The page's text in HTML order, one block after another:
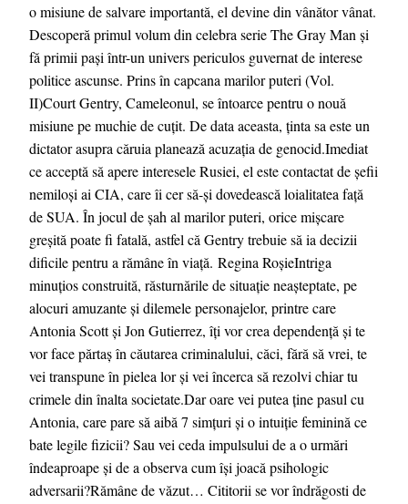
o misiune de salvare importantă, el devine din vânător vânat.
Descoperă primul volum din celebra serie The Gray Man și
fă primii pași într-un univers periculos guvernat de interese
politice ascunse. Prins în capcana marilor puteri (Vol.
II)Court Gentry, Cameleonul, se întoarce pentru o nouă
misiune pe muchie de cuțit. De data aceasta, ținta sa este un
dictator asupra căruia planează acuzația de genocid.Imediat
ce acceptă să apere interesele Rusiei, el este contactat de șefii
nemiloși ai CIA, care îi cer să-și dovedească loialitatea față
de SUA. În jocul de șah al marilor puteri, orice mișcare
greșită poate fi fatală, astfel că Gentry trebuie să ia decizii
dificile pentru a rămâne în viață. Regina RoșieIntriga
minuțios construită, răsturnările de situație neașteptate, pe
alocuri amuzante și dilemele personajelor, printre care
Antonia Scott și Jon Gutierrez, îți vor crea dependență și te
vor face părtaș în căutarea criminalului, căci, fără să vrei, te
vei transpune în pielea lor și vei încerca să rezolvi chiar tu
crimele din înalta societate.Dar oare vei putea ține pasul cu
Antonia, care pare să aibă 7 simțuri și o intuiție feminină ce
bate legile fizicii? Sau vei ceda impulsului de a o urmări
îndeaproape și de a observa cum își joacă psihologic
adversarii?Rămâne de văzut… Cititorii se vor îndrăgosti de